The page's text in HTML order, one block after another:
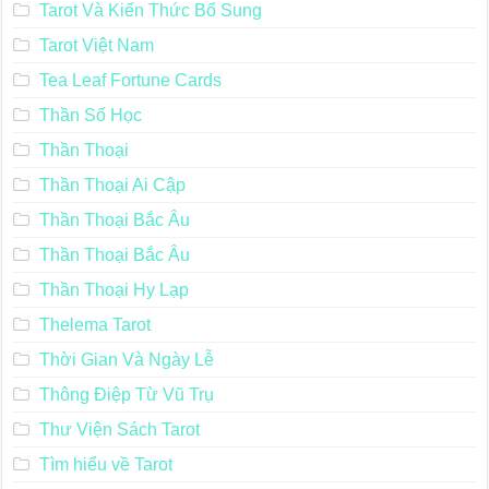
Tarot Và Kiến Thức Bổ Sung
Tarot Việt Nam
Tea Leaf Fortune Cards
Thần Số Học
Thần Thoại
Thần Thoại Ai Cập
Thần Thoại Bắc Âu
Thần Thoại Bắc Âu
Thần Thoại Hy Lạp
Thelema Tarot
Thời Gian Và Ngày Lễ
Thông Điệp Từ Vũ Trụ
Thư Viện Sách Tarot
Tìm hiểu về Tarot